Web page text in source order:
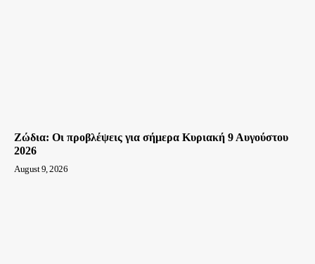
Ζώδια: Οι προβλέψεις για σήμερα Κυριακή 9 Αυγούστου
2026
August 9, 2026